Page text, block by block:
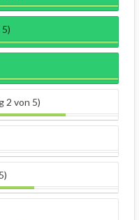
2 von 5)